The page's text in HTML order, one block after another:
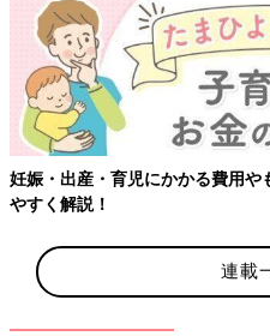
【ワクチン接種できるものも】
連載